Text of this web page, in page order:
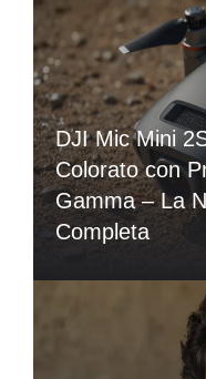
DJI Mic Mini
Colorato con
Gamma – La
Completa